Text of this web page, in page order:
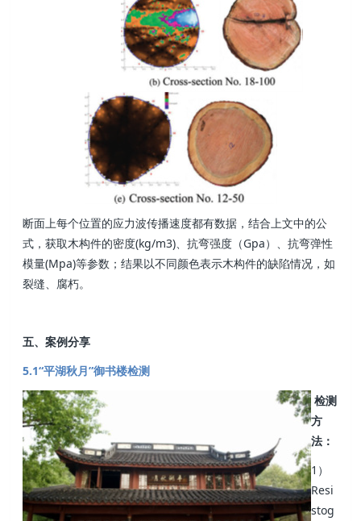
断面上每个位置的应力波传播速度都有数据，结合上文中的公
式，获取木构件的密度(kg/m3)、抗弯强度（Gpa）、抗弯弹性
模量(Mpa)等参数；结果以不同颜色表示木构件的缺陷情况，如
裂缝、腐朽。
五、案例分享
5.1“平湖秋月”御书楼检测
检测
方
法：
1）
Resi
stog